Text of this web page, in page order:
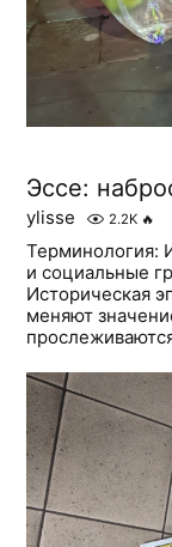
Эссе:
ylisse 2.2K 🔥
Терминология:
и социальные
Историческая
меняют